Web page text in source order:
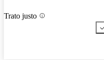
Trato justo